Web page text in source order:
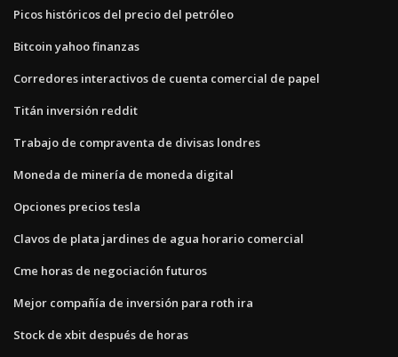
Picos históricos del precio del petróleo
Bitcoin yahoo finanzas
Corredores interactivos de cuenta comercial de papel
Titán inversión reddit
Trabajo de compraventa de divisas londres
Moneda de minería de moneda digital
Opciones precios tesla
Clavos de plata jardines de agua horario comercial
Cme horas de negociación futuros
Mejor compañía de inversión para roth ira
Stock de xbit después de horas